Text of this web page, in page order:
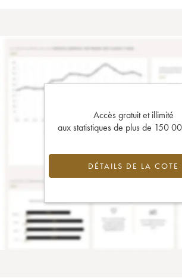
Accès gratuit et illimité
aux statistiques de plus de 150
DÉTAILS DE LA COTE